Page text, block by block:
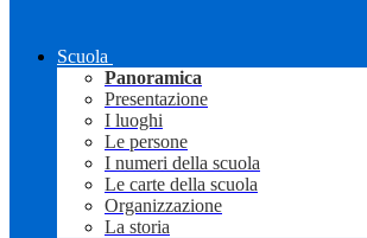
Scuola
Panoramica
Presentazione
I luoghi
Le persone
I numeri della scuola
Le carte della scuola
Organizzazione
La storia